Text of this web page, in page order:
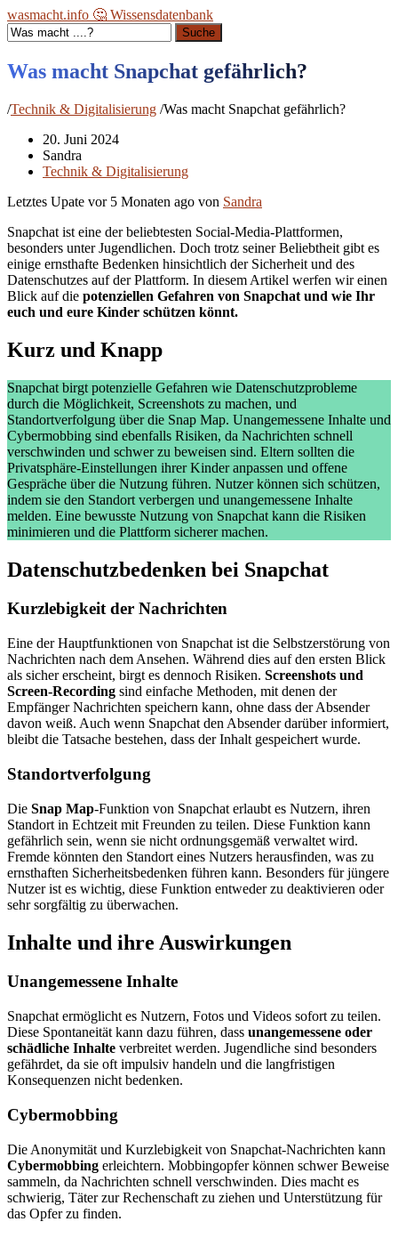
wasmacht.info 🤔 Wissensdatenbank
Suche
Was macht Snapchat gefährlich?
/Technik & Digitalisierung /Was macht Snapchat gefährlich?
20. Juni 2024
Sandra
Technik & Digitalisierung
Letztes Upate vor 5 Monaten ago von Sandra
Snapchat ist eine der beliebtesten Social-Media-Plattformen,
besonders unter Jugendlichen. Doch trotz seiner Beliebtheit gibt es
einige ernsthafte Bedenken hinsichtlich der Sicherheit und des
Datenschutzes auf der Plattform. In diesem Artikel werfen wir einen
Blick auf die potenziellen Gefahren von Snapchat und wie Ihr
euch und eure Kinder schützen könnt.
Kurz und Knapp
Snapchat birgt potenzielle Gefahren wie Datenschutzprobleme
durch die Möglichkeit, Screenshots zu machen, und
Standortverfolgung über die Snap Map. Unangemessene Inhalte und
Cybermobbing sind ebenfalls Risiken, da Nachrichten schnell
verschwinden und schwer zu beweisen sind. Eltern sollten die
Privatsphäre-Einstellungen ihrer Kinder anpassen und offene
Gespräche über die Nutzung führen. Nutzer können sich schützen,
indem sie den Standort verbergen und unangemessene Inhalte
melden. Eine bewusste Nutzung von Snapchat kann die Risiken
minimieren und die Plattform sicherer machen.
Datenschutzbedenken bei Snapchat
Kurzlebigkeit der Nachrichten
Eine der Hauptfunktionen von Snapchat ist die Selbstzerstörung von
Nachrichten nach dem Ansehen. Während dies auf den ersten Blick
als sicher erscheint, birgt es dennoch Risiken. Screenshots und
Screen-Recording sind einfache Methoden, mit denen der
Empfänger Nachrichten speichern kann, ohne dass der Absender
davon weiß. Auch wenn Snapchat den Absender darüber informiert,
bleibt die Tatsache bestehen, dass der Inhalt gespeichert wurde.
Standortverfolgung
Die Snap Map-Funktion von Snapchat erlaubt es Nutzern, ihren
Standort in Echtzeit mit Freunden zu teilen. Diese Funktion kann
gefährlich sein, wenn sie nicht ordnungsgemäß verwaltet wird.
Fremde könnten den Standort eines Nutzers herausfinden, was zu
ernsthaften Sicherheitsbedenken führen kann. Besonders für jüngere
Nutzer ist es wichtig, diese Funktion entweder zu deaktivieren oder
sehr sorgfältig zu überwachen.
Inhalte und ihre Auswirkungen
Unangemessene Inhalte
Snapchat ermöglicht es Nutzern, Fotos und Videos sofort zu teilen.
Diese Spontaneität kann dazu führen, dass unangemessene oder
schädliche Inhalte verbreitet werden. Jugendliche sind besonders
gefährdet, da sie oft impulsiv handeln und die langfristigen
Konsequenzen nicht bedenken.
Cybermobbing
Die Anonymität und Kurzlebigkeit von Snapchat-Nachrichten kann
Cybermobbing erleichtern. Mobbingopfer können schwer Beweise
sammeln, da Nachrichten schnell verschwinden. Dies macht es
schwierig, Täter zur Rechenschaft zu ziehen und Unterstützung für
das Opfer zu finden.